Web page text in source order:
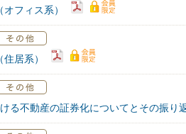
フィス系）
居系）
る不動産の証券化についてとその振り